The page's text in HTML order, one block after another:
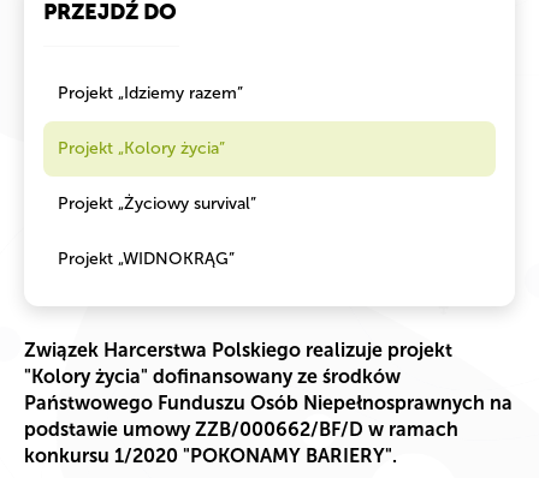
PRZEJDŹ DO
Projekt „Idziemy razem”
Projekt „Kolory życia”
Projekt „Życiowy survival”
Projekt „WIDNOKRĄG”
Związek Harcerstwa Polskiego realizuje projekt
"Kolory życia" dofinansowany ze środków
Państwowego Funduszu Osób Niepełnosprawnych na
podstawie umowy ZZB/000662/BF/D w ramach
konkursu 1/2020 "POKONAMY BARIERY".